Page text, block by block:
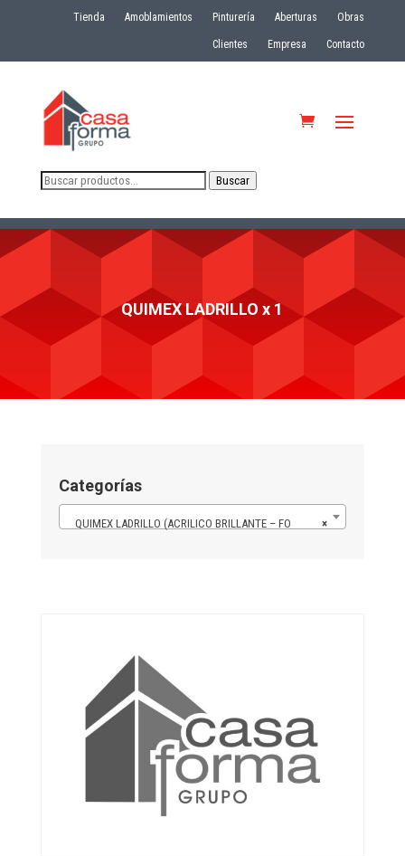
Tienda Amoblamientos Pinturería Aberturas Obras
Clientes Empresa Contacto
Buscar
Buscar
QUIMEX LADRILLO x 1
Categorías
×
QUIMEX LADRILLO (ACRILICO BRILLANTE – FO